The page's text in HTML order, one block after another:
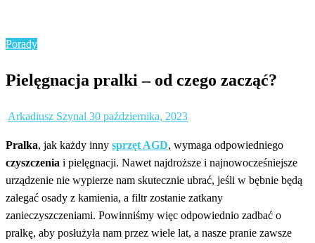
Porady
Pielęgnacja pralki – od czego zacząć?
Arkadiusz Szynal Opublikowane
30 października, 2023
Pralka, jak każdy inny sprzęt AGD, wymaga odpowiedniego
czyszczenia i pielęgnacji. Nawet najdroższe i najnowocześniejsze
urządzenie nie wypierze nam skutecznie ubrać, jeśli w bębnie będą
zalegać osady z kamienia, a filtr zostanie zatkany
zanieczyszczeniami. Powinniśmy więc odpowiednio zadbać o
pralkę, aby posłużyła nam przez wiele lat, a nasze pranie zawsze